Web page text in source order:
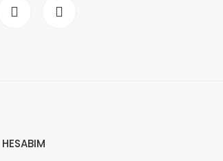
HESABIM